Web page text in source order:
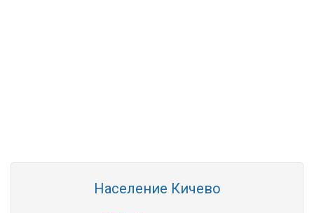
Население Кичево